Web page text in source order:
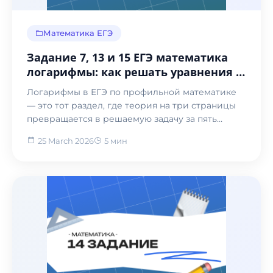
Математика ЕГЭ
Задание 7, 13 и 15 ЕГЭ математика
логарифмы: как решать уравнения и
неравенства с нуля
Логарифмы в ЕГЭ по профильной математике
— это тот раздел, где теория на три страницы
превращается в решаемую задачу за пять
25 March 2026 5 мин